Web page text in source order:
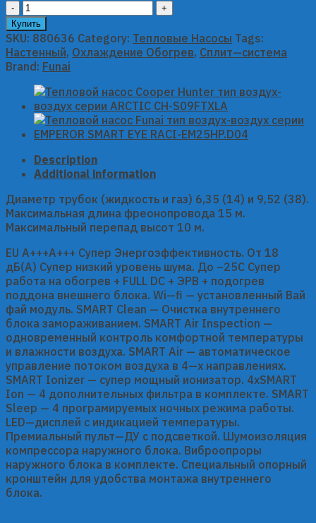
Тепловой
насос
Funai
тип
воздух-
воздух
серии
Full
DC-
Inverter
EM35HP.D03
quantity
Купить
SKU: 880636 Category: Тепловые Насосы Tags:
Настенный, Охлаждение Обогрев, Сплит—система
Brand: Funai
Description
Additional information
Диаметр трубок (жидкость и газ) 6,35 (14) и 9,52 (38).
Максимальная длина фреонопровода 15 м.
Максимальный перепад высот 10 м.
EU А+++А+++ Супер Энергоэффективность. От 18
дБ(А) Супер низкий уровень шума. До –25С Супер
работа на обогрев + FULL DC + ЭРВ + подогрев
поддона внешнего блока. Wi—fi — установленный Вай
фай модуль. SMART Clean — Очистка внутреннего
блока замораживанием. SMART Air Inspection —
одновременный контроль комфортной температуры
и влажности воздуха. SMART Air — автоматическое
управление потоком воздуха в 4—х направлениях.
SMART Ionizer — супер мощный ионизатор. 4хSMART
Ion — 4 дополнительных фильтра в комплекте. SMART
Sleep — 4 програмируемых ночных режима работы.
LED—дисплей с индикацией температуры.
Премиальный пульт—ДУ с подсветкой. Шумоизоляция
компрессора наружного блока. Виброопроры
наружного блока в комплекте. Специальный опорный
кронштейн для удобства монтажа внутреннего
блока.